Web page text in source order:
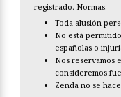
registrado. Normas:
Toda alusión
No está
españolas o
Nos reservamos
consideremos
Zenda no se